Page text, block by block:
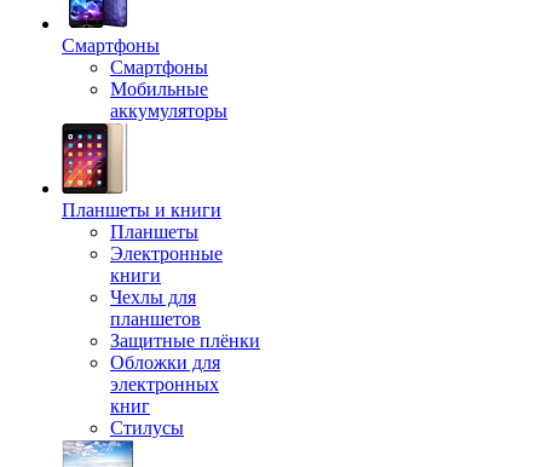
Смартфоны
Смартфоны
Мобильные
аккумуляторы
Планшеты и книги
Планшеты
Электронные
книги
Чехлы для
планшетов
Защитные плёнки
Обложки для
электронных
книг
Стилусы